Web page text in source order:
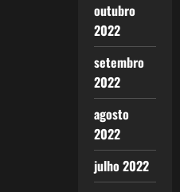
outubro
2022
setembro
2022
agosto
2022
julho 2022